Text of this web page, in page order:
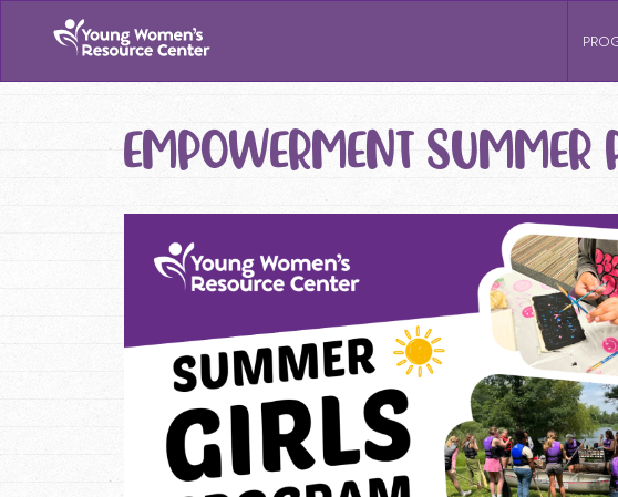
EMPOWERMENT SUMMER